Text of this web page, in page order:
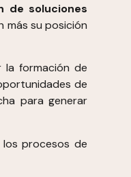
de soluciones
más su posición
la formación de
de
para generar
procesos de